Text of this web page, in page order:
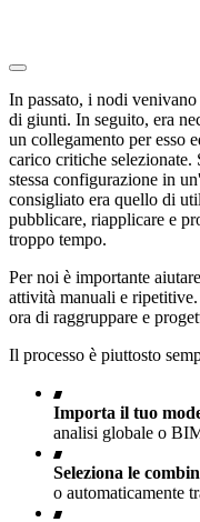
In passato, i nodi
di giunti. In seguito, era
un collegamento per esso
carico critiche selezionate.
stessa configurazione in
consigliato era quello di
pubblicare, riapplicare e
troppo tempo.
Per noi è importante
attività manuali e
ora di raggruppare e
Il processo è piuttosto
Importa il tuo
analisi globale o
Seleziona le
o automaticamente